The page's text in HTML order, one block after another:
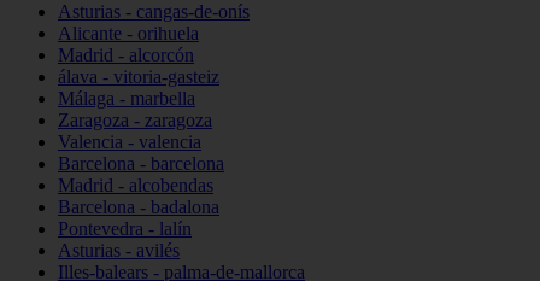
Asturias - cangas-de-onís
Alicante - orihuela
Madrid - alcorcón
álava - vitoria-gasteiz
Málaga - marbella
Zaragoza - zaragoza
Valencia - valencia
Barcelona - barcelona
Madrid - alcobendas
Barcelona - badalona
Pontevedra - lalín
Asturias - avilés
Illes-balears - palma-de-mallorca